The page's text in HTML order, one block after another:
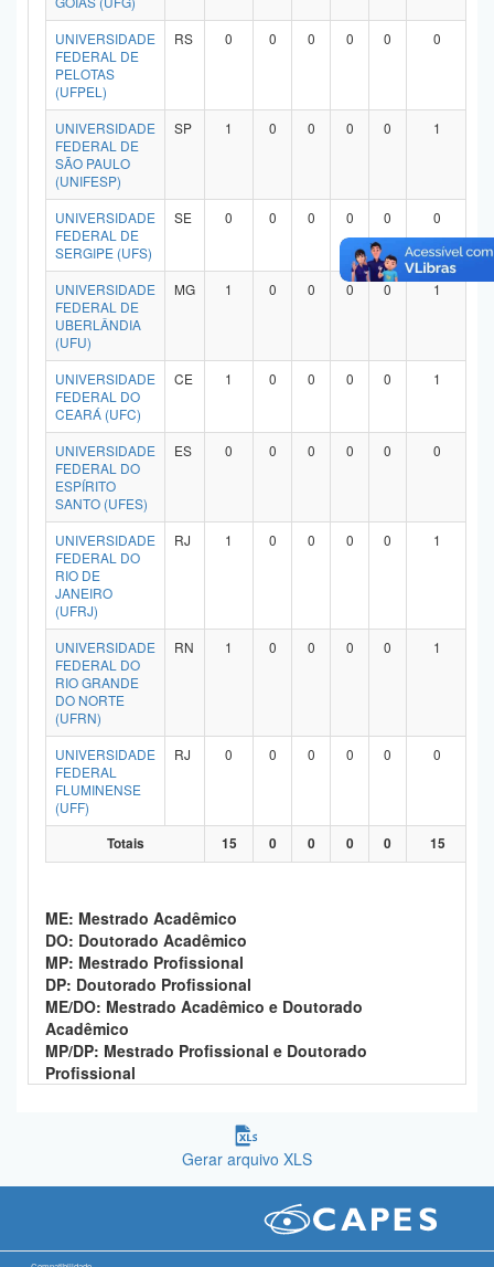
UNIVERSIDADE
FEDERAL DE
PELOTAS
(UFPEL)
RS 0 0 0 0 0 0
UNIVERSIDADE
FEDERAL DE
SÃO PAULO
(UNIFESP)
SP 1 0 0 0 0 1
UNIVERSIDADE
FEDERAL DE
SERGIPE (UFS)
SE 0 0 0 0 0 0
UNIVERSIDADE
FEDERAL DE
UBERLÂNDIA
(UFU)
MG 1 0 0 0 0 1
UNIVERSIDADE
FEDERAL DO
CEARÁ (UFC)
CE 1 0 0 0 0 1
UNIVERSIDADE
FEDERAL DO
ESPÍRITO
SANTO (UFES)
ES 0 0 0 0 0 0
UNIVERSIDADE
FEDERAL DO
RIO DE
JANEIRO
(UFRJ)
RJ 1 0 0 0 0 1
UNIVERSIDADE
FEDERAL DO
RIO GRANDE
DO NORTE
(UFRN)
RN 1 0 0 0 0 1
UNIVERSIDADE
FEDERAL
FLUMINENSE
(UFF)
RJ 0 0 0 0 0 0
Totais 15 0 0 0 0 15
ME: Mestrado Acadêmico
DO: Doutorado Acadêmico
MP: Mestrado Profissional
DP: Doutorado Profissional
ME/DO: Mestrado Acadêmico e Doutorado
Acadêmico
MP/DP: Mestrado Profissional e Doutorado
Profissional
Gerar arquivo XLS